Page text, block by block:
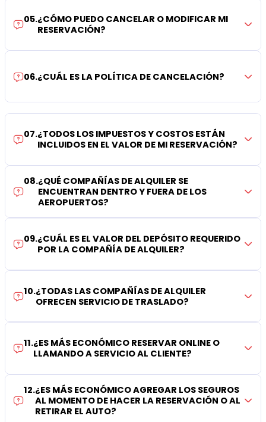
05.¿CÓMO PUEDO CANCELAR O MODIFICAR MI
RESERVACIÓN?
06.¿CUÁL ES LA POLÍTICA DE CANCELACIÓN?
07.¿TODOS LOS IMPUESTOS Y COSTOS ESTÁN
INCLUIDOS EN EL VALOR DE MI RESERVACIÓN?
08.¿QUÉ COMPAÑÍAS DE ALQUILER SE
ENCUENTRAN DENTRO Y FUERA DE LOS
AEROPUERTOS?
09.¿CUÁL ES EL VALOR DEL DEPÓSITO REQUERIDO
POR LA COMPAÑÍA DE ALQUILER?
10.¿TODAS LAS COMPAÑÍAS DE ALQUILER
OFRECEN SERVICIO DE TRASLADO?
11.¿ES MÁS ECONÓMICO RESERVAR ONLINE O
LLAMANDO A SERVICIO AL CLIENTE?
12.¿ES MÁS ECONÓMICO AGREGAR LOS SEGUROS
AL MOMENTO DE HACER LA RESERVACIÓN O AL
RETIRAR EL AUTO?